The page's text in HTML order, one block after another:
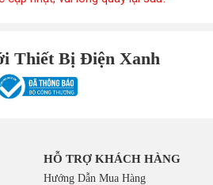
Thiết Bị Điện Xanh
HỖ TRỢ KHÁCH HÀNG
Hướng Dẫn Mua Hàng